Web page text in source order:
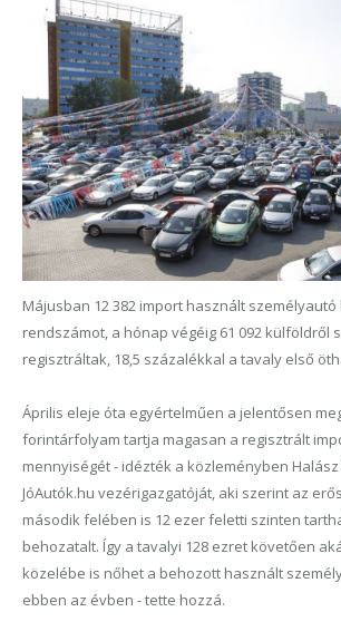
Májusban 12 382 import használt
rendszámot, a hónap végéig 61 092 külföldről
regisztráltak, 18,5 százalékkal a tavaly első
Április eleje óta egyértelműen a jelentősen
forintárfolyam tartja magasan a regisztrált
mennyiségét - idézték a közleményben
JóAutók.hu vezérigazgatóját, aki szerint az
második felében is 12 ezer feletti szinten
behozatalt. Így a tavalyi 128 ezret követően
közelébe is nőhet a behozott használt
ebben az évben - tette hozzá.